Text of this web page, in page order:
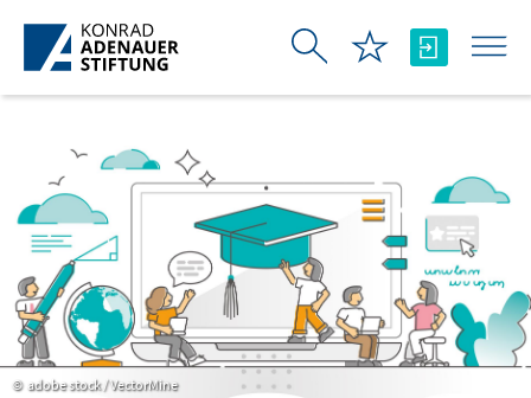
Skip to Main Content
adobe stock / VectorMine